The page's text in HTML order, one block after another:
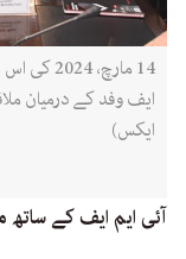
14
ایف وفد کے درمیان
ایکس)
آئی ایم ایف کے ساتھ